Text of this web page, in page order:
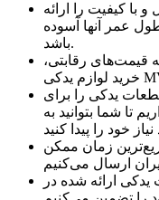
با کیفیت را ارائه
عمر آنها آسوده
باشد.
قیمت‌های رقابتی،
یدکی را برای
تا شما بتوانید به
زمان ممکن
ارائه شده در